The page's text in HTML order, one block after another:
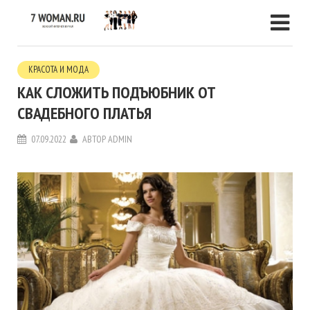
КРАСОТА И МОДА
КАК СЛОЖИТЬ ПОДЪЮБНИК ОТ
СВАДЕБНОГО ПЛАТЬЯ
07.09.2022 АВТОРADMIN